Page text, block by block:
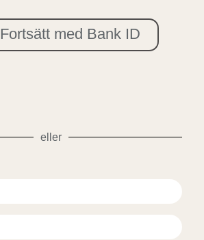
Fortsätt med Bank ID
eller